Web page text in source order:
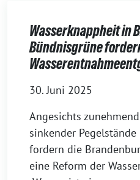
Wasserknappheit in
Bündnisgrüne
30. Juni 2025
Angesichts
sinkender
fordern die
eine Reform der